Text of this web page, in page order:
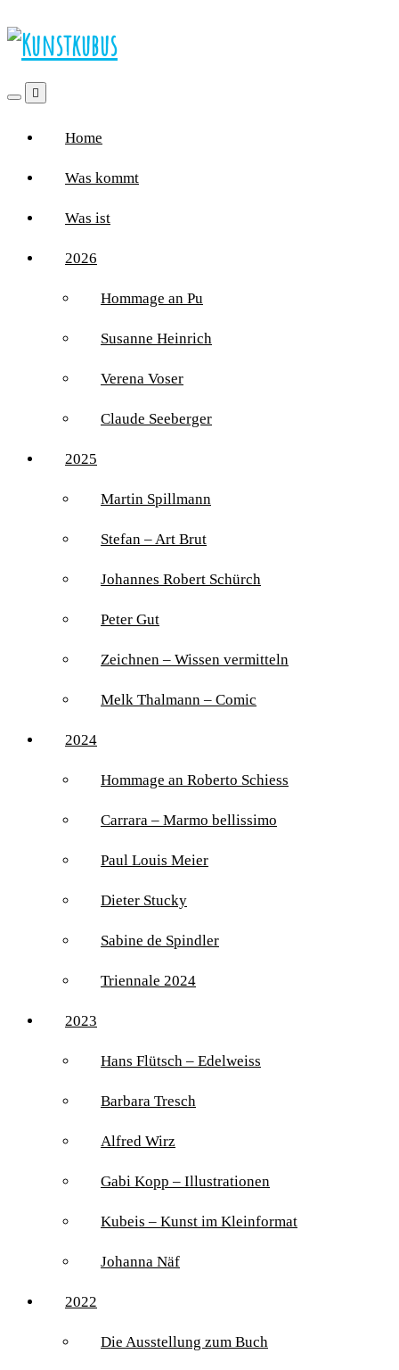
Home
Was kommt
Was ist
2026
Hommage an Pu
Susanne Heinrich
Verena Voser
Claude Seeberger
2025
Martin Spillmann
Stefan – Art Brut
Johannes Robert Schürch
Peter Gut
Zeichnen – Wissen vermitteln
Melk Thalmann – Comic
2024
Hommage an Roberto Schiess
Carrara – Marmo bellissimo
Paul Louis Meier
Dieter Stucky
Sabine de Spindler
Triennale 2024
2023
Hans Flütsch – Edelweiss
Barbara Tresch
Alfred Wirz
Gabi Kopp – Illustrationen
Kubeis – Kunst im Kleinformat
Johanna Näf
2022
Die Ausstellung zum Buch